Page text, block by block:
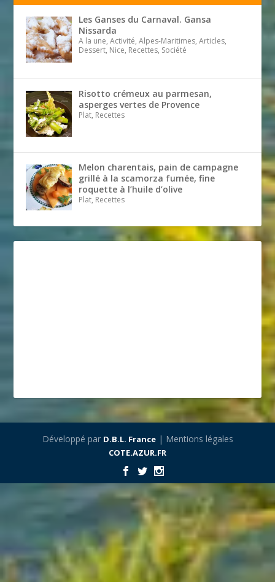
Les Ganses du Carnaval. Gansa
Nissarda
A la une, Activité, Alpes-Maritimes, Articles,
Dessert, Nice, Recettes, Société
Risotto crémeux au parmesan,
asperges vertes de Provence
Plat, Recettes
Melon charentais, pain de campagne
grillé à la scamorza fumée, fine
roquette à l’huile d’olive
Plat, Recettes
Développé par D.B.L. France| Mentions légales
COTE.AZUR.FR